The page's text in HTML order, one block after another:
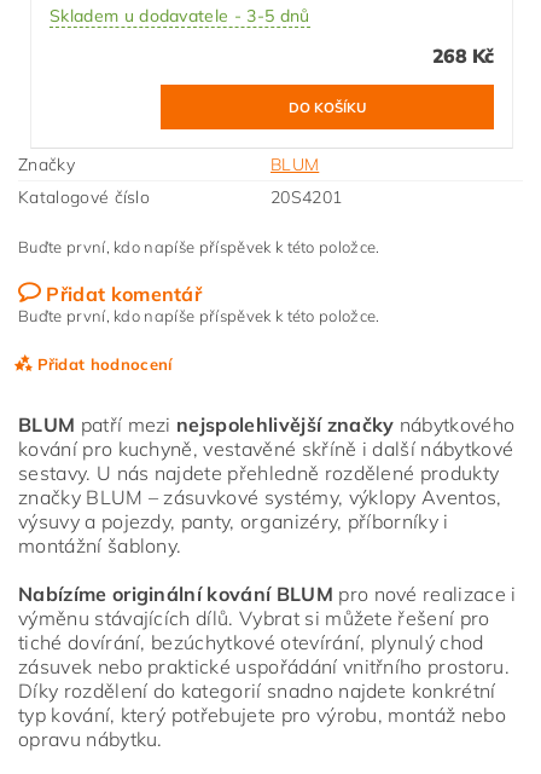
Skladem u dodavatele - 3-5 dnů
268 Kč
Značky
BLUM
Katalogové číslo
20S4201
Buďte první, kdo napíše příspěvek k této položce.
Přidat komentář
Buďte první, kdo napíše příspěvek k této položce.
Přidat hodnocení
Vložením hodnocení souhlasíte s
osobních údajů
BLUM patří mezi nejspolehlivější značky nábytkového
kování pro kuchyně, vestavěné skříně i další nábytkové
sestavy. U nás najdete přehledně rozdělené produkty
značky BLUM – zásuvkové systémy, výklopy Aventos,
výsuvy a pojezdy, panty, organizéry, příborníky i
montážní šablony.
Nabízíme originální kování BLUM pro nové realizace i
výměnu stávajících dílů. Vybrat si můžete řešení pro
tiché dovírání, bezúchytkové otevírání, plynulý chod
zásuvek nebo praktické uspořádání vnitřního prostoru.
Díky rozdělení do kategorií snadno najdete konkrétní
typ kování, který potřebujete pro výrobu, montáž nebo
opravu nábytku.